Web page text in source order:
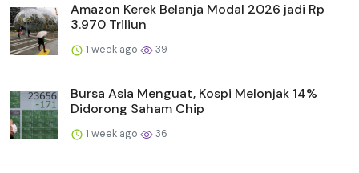
Amazon Kerek Belanja Modal 2026 jadi Rp
3.970 Triliun
1 week ago 39
Bursa Asia Menguat, Kospi Melonjak 14%
Didorong Saham Chip
1 week ago 36